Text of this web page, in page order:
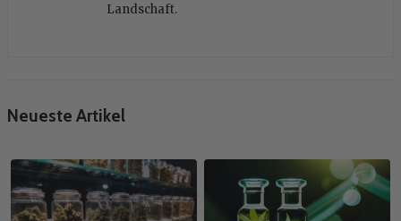
Landschaft.
Neueste Artikel